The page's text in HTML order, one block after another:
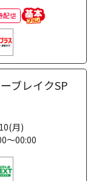
配信
ブレイクSP
月)
～00:00